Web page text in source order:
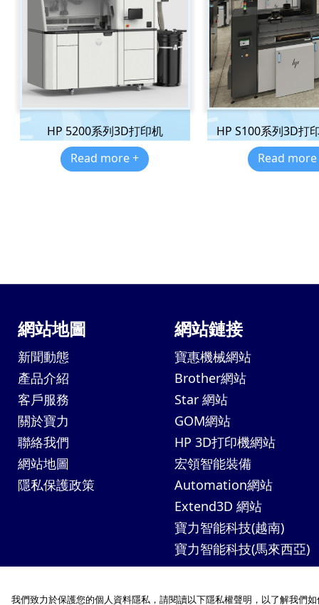
HP 5200系列3D打印机
Read more +
HP S100系列3D打
Read more
網站地圖
新聞動態
產品介紹
客戶服務
關於寶力
聯絡我們
網站地圖
隱私保護政策
網站鏈接
寶惠機械網站
Brother網站
Star 網站
GOM網站
HP 3D打印機網站
宏領智能裝備
Automation網站
Extend3D 網站
寶力智能科技(越南)
寶力智能科技(馬來西亞)
我們致力於保護您的個人資料隱私，請閱讀以下隱私權聲明，以了解我們